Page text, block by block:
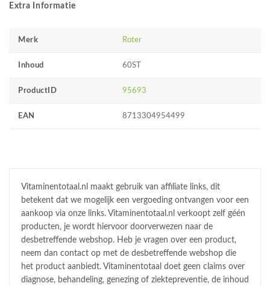
Extra Informatie
Merk Roter
Inhoud 60ST
ProductID 95693
EAN 8713304954499
Vitaminentotaal.nl maakt gebruik van affiliate links, dit
betekent dat we mogelijk een vergoeding ontvangen voor een
aankoop via onze links. Vitaminentotaal.nl verkoopt zelf géén
producten, je wordt hiervoor doorverwezen naar de
desbetreffende webshop. Heb je vragen over een product,
neem dan contact op met de desbetreffende webshop die
het product aanbiedt. Vitaminentotaal doet geen claims over
diagnose, behandeling, genezing of ziektepreventie, de inhoud